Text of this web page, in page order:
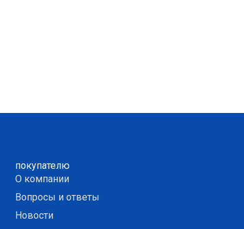
покупателю
О компании
Вопросы и ответы
Новости